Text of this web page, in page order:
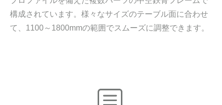
構成されています。様々なサイズのテーブル面に合わせ
て、1100～1800mmの範囲でスムーズに調整できます。